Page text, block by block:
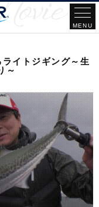
イトジギング～生
～